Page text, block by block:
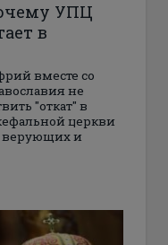
УПЦ
в
вместе со
не
"откат" в
церкви
верующих и